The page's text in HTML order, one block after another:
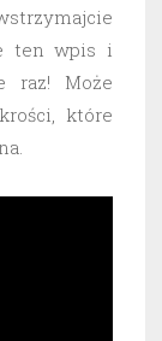
ten wpis i
raz! Może
które